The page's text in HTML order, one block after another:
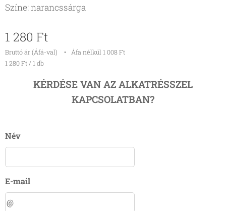
Színe: narancssárga
1 280 Ft
Bruttó ár (Áfá-val)
Áfa nélkül 1 008 Ft
1 280 Ft / 1 db
KÉRDÉSE VAN AZ ALKATRÉSSZEL
KAPCSOLATBAN?
Név
E-mail